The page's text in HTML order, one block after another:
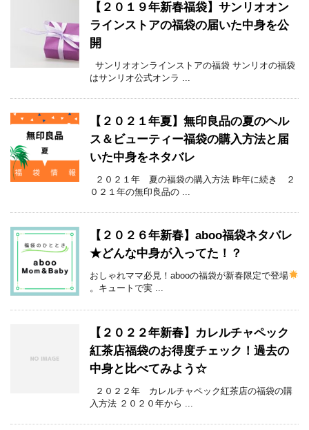
【２０１９年新春福袋】サンリオオン
ラインストアの福袋の届いた中身を公
開
サンリオオンラインストアの福袋 サンリオの福袋
はサンリオ公式オンラ ...
【２０２１年夏】無印良品の夏のヘル
ス＆ビューティー福袋の購入方法と届
いた中身をネタバレ
２０２１年 夏の福袋の購入方法 昨年に続き ２
０２１年の無印良品の ...
【２０２６年新春】aboo福袋ネタバレ
★どんな中身が入ってた！？
おしゃれママ必見！abooの福袋が新春限定で登場
。キュートで実 ...
【２０２２年新春】カレルチャペック
紅茶店福袋のお得度チェック！過去の
中身と比べてみよう☆
２０２２年 カレルチャペック紅茶店の福袋の購
入方法 ２０２０年から ...